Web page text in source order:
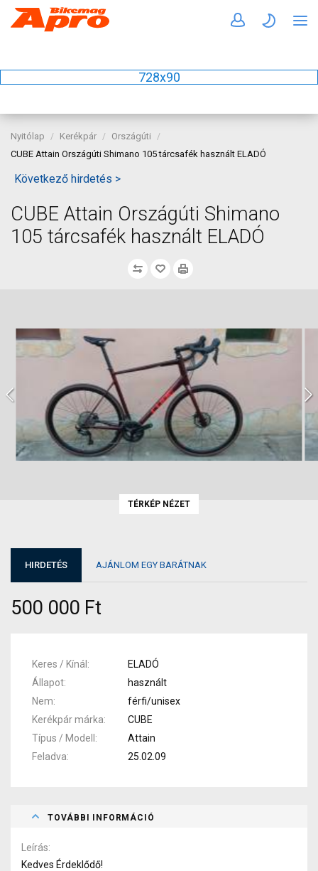
728x90
Nyitólap Kerékpár
Országúti
CUBE Attain Országúti Shimano 105 tárcsafék használt ELADÓ
Következő hirdetés >
CUBE Attain Országúti Shimano
105 tárcsafék használt ELADÓ
TÉRKÉP NÉZET
HIRDETÉS AJÁNLOM EGY BARÁTNAK
500 000 Ft
Keres / Kínál
ELADÓ
Állapot
használt
Nem
férfi/unisex
Kerékpár márka
CUBE
Típus / Modell
Attain
Feladva
25.02.09
TOVÁBBI INFORMÁCIÓ
Leírás
Kedves Érdeklődő!